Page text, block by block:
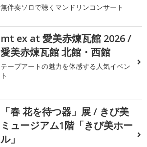
無伴奏ソロで聴くマンドリンコンサート
mt ex at 愛美赤煉瓦館 2026 /
愛美赤煉瓦館 北館・西館
テープアートの魅力を体感する人気イベン
ト
「春 花を待つ器」展 / きび美
ミュージアム1階「きび美ホー
ル」